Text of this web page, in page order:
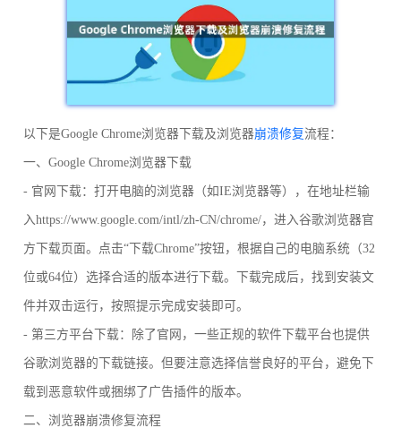
以下是Google Chrome浏览器下载及浏览器崩溃修复流程：
一、Google Chrome浏览器下载
- 官网下载：打开电脑的浏览器（如IE浏览器等），在地址栏输
入https://www.google.com/intl/zh-CN/chrome/，进入谷歌浏览器官
方下载页面。点击“下载Chrome”按钮，根据自己的电脑系统（32
位或64位）选择合适的版本进行下载。下载完成后，找到安装文
件并双击运行，按照提示完成安装即可。
- 第三方平台下载：除了官网，一些正规的软件下载平台也提供
谷歌浏览器的下载链接。但要注意选择信誉良好的平台，避免下
载到恶意软件或捆绑了广告插件的版本。
二、浏览器崩溃修复流程